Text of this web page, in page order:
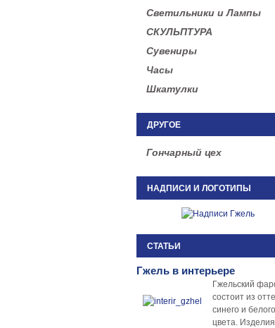
Светильники и Лампы
СКУЛЬПТУРА
Сувениры
Часы
Шкатулки
ДРУГОЕ
Гончарный цех
НАДПИСИ И ЛОГОТИПЫ
СТАТЬИ
Гжель в интерьере
Гжельский
состоит из
синего и белого
цвета.